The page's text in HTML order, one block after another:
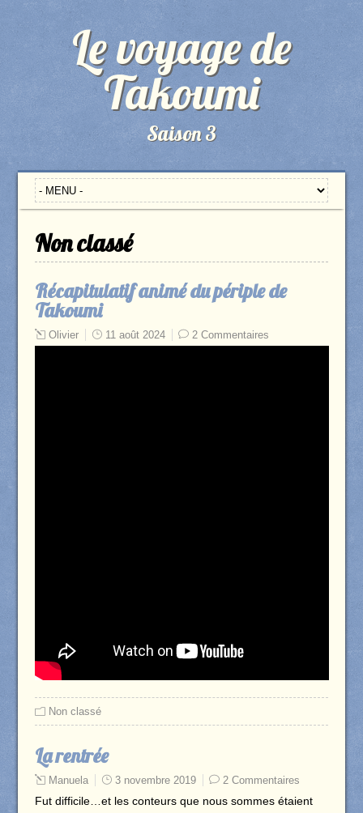
Le voyage de
Takoumi
Saison 3
Non classé
Récapitulatif animé du périple de
Takoumi
Olivier 11 août 2024 2 Commentaires
Non classé
La rentrée
Manuela 3 novembre 2019 2 Commentaires
Fut difficile…et les conteurs que nous sommes étaient